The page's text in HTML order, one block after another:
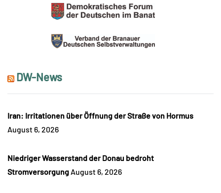
DW-News
Iran: Irritationen über Öffnung der Straße von Hormus
August 6, 2026
Niedriger Wasserstand der Donau bedroht
Stromversorgung August 6, 2026